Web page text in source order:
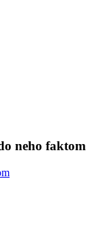
neho faktom